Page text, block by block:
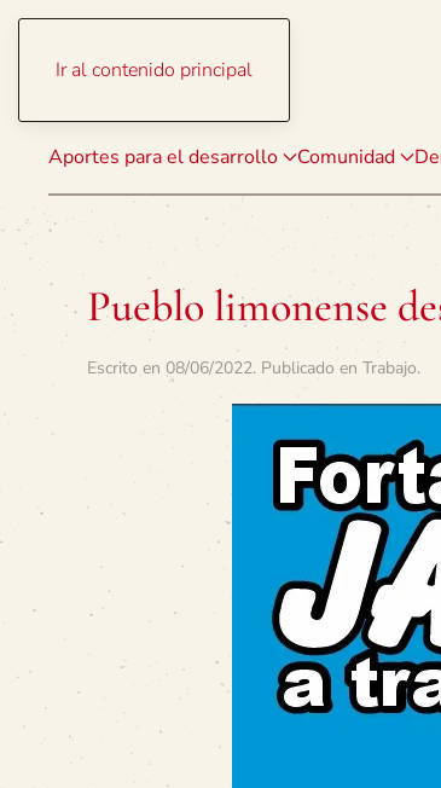
Ir al contenido principal
Aportes para el desarrollo Comunidad
Pueblo limonense
Escrito en 08/06/2022. Publicado en Trabajo.